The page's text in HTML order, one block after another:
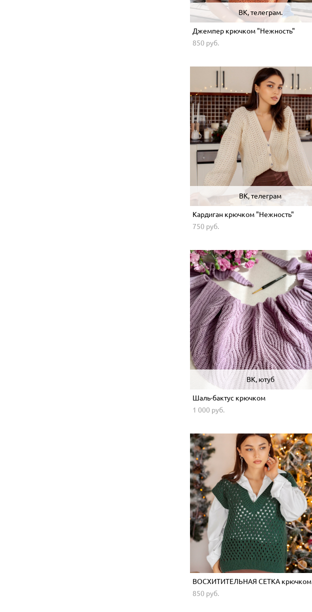
ВК, телеграм.
Джемпер крючком "Нежность"
850 pуб.
ВК, телеграм
Кардиган крючком "Нежность"
750 pуб.
ВК, ютуб
Шаль-бактус крючком
1 000 pуб.
ВОСХИТИТЕЛЬНАЯ СЕТКА крючком
850 pуб.